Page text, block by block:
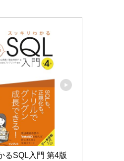
るSQL入門 第4版